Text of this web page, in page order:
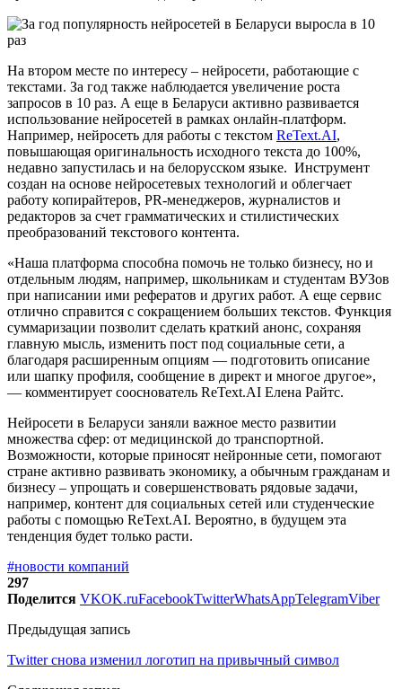
На втором месте по интересу – нейросети, работающие с
текстами. За год также наблюдается увеличение роста
запросов в 10 раз. А еще в Беларуси активно развивается
использование нейросетей в рамках онлайн-платформ.
Например, нейросеть для работы с текстом ReText.AI,
повышающая оригинальность исходного текста до 100%,
недавно запустилась и на белорусском языке. Инструмент
создан на основе нейросетевых технологий и облегчает
работу копирайтеров, PR-менеджеров, журналистов и
редакторов за счет грамматических и стилистических
преобразований текстового контента.
«Наша платформа способна помочь не только бизнесу, но и
отдельным людям, например, школьникам и студентам ВУЗов
при написании ими рефератов и других работ. А еще сервис
отлично справится с сокращением больших текстов. Функция
суммаризации позволит сделать краткий анонс, сохраняя
главную мысль, изменить пост под социальные сети, а
благодаря расширенным опциям — подготовить описание
или шапку профиля, сообщение в директ и многое другое»,
— комментирует сооснователь ReText.AI Елена Райтс.
Нейросети в Беларуси заняли важное место развитии
множества сфер: от медицинской до транспортной.
Возможности, которые приносят нейронные сети, помогают
стране активно развивать экономику, а обычным гражданам и
бизнесу – упрощать и совершенствовать рядовые задачи,
например, контент для социальных сетей или студенческие
работы с помощью ReText.AI. Вероятно, в будущем эта
тенденция будет только расти.
#новости компаний
297
Поделится VKOK.ruFacebookTwitterWhatsAppTelegramViber
Предыдущая запись
Twitter снова изменил логотип на привычный символ